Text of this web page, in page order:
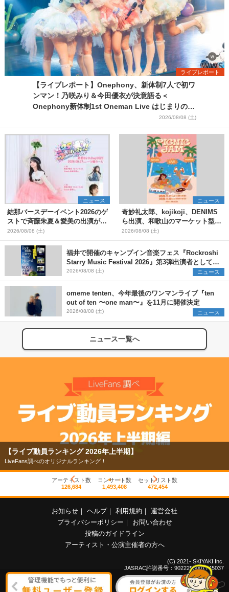
ライブレポート
【ライブレポート】Onephony、新体制7人で初ワ
ンマン！乃咲みり＆今田優衣が決意語る＜
Onephony新体制1st Oneman Live はじまりの夏
2026/08/08 (土)
ニュース
結那バースデーイベント2026のゲ
ストで斉藤朱夏＆愛美の出演が決
定
2026/08/08 (土)
ニュース
奇妙礼太郎、kojikoji、DENIMS
ら出演、和歌山のマーケット型野
外イベント『PICNIC JAM
2026』早割チケット発売開始
2026/08/08 (土)
福井で開催のキャンプイン音楽フェス『Rockroshi
Starry Music Festival 2026』第3弾出演者として
SCOOBIE DO、かりゆし58、Reiを発表
2026/08/08 (土) ニュース
omeme tenten、今年最後のワンマンライブ『ten
out of ten 〜one man〜』を11月に開催決定
2026/08/08 (土) ニュース
ニュース一覧へ
【ライブ動員ランキング 2026年上半期】
LiveFans調べのオリジナルランキング！
アーティスト数
126,684
コンサート数
1,493,408
セットリスト数
472,454
お知らせ ｜ ヘルプ｜ 利用規約 ｜ 運営会社
プライバシーポリシー ｜
お問い合わせ
投稿のガイドライン
アーティスト・公演主催者の方へ
(C) 2021- SKIYAKI Inc.
JASRAC許諾番号：9022255001Y45037